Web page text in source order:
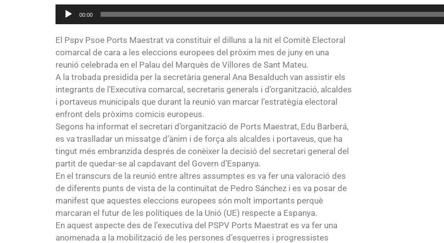
Reproductor
de
audio
00:00
El Pspv Psoe Ports Maestrat va constituir el dilluns a la nit el Comitè Electoral
comarcal de cara a les eleccions europees del pròxim mes de juny en una
reunió celebrada en el Palau del Marquès de Villores de Sant Mateu.
A la trobada presidida per la secretària general Ana Besalduch van assistir els
integrants de l’Executiva comarcal, secretaris generals i d’organització, alcaldes
i portaveus municipals que durant la reunió van marcar l’estratègia electoral
enfront dels pròxims comicis europeus.
Segons ha informat el secretari d’organització de Ports Maestrat, Edu Barberá,
es va traslladar un missatge d’ànim i de força als alcaldes i portaveus, que ha
tingut més embranzida després de conèixer la decisió del secretari general del
partit de quedar-se al capdavant del Govern d’Espanya.
En el transcurs de la reunió entre altres assumptes es va fer una valoració des
de diferents punts de vista de la continuïtat de Pedro Sánchez i es va posar de
manifest que aquestes eleccions europees són molt importants perquè
marcaran el futur de les polítiques de la Unió (UE) respecte a Espanya.
En aquest aspecte des de l’executiva del PSPV Ports Maestrat es va fer una
anomenada a la mobilització de les persones d’esquerres i progressistes